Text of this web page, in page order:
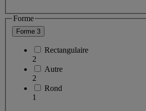
Forme
Forme 3
Rectangulaire
2
Autre
2
Rond
1